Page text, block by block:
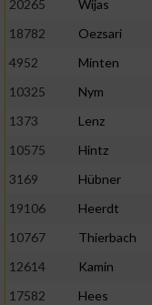
20265
Wijas
18782
Oezsari
4952
Minten
10325
Nym
1373
Lenz
10575
Hintz
3169
Hübner
19106
Heerdt
10767
Thierbach
12614
Kamin
17582
Hees